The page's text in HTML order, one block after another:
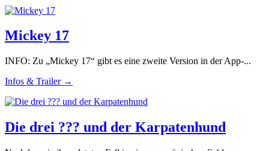
Mickey 17
INFO: Zu „Mickey 17“ gibt es eine zweite Version in der App-...
Infos & Trailer →
Die drei ??? und der Karpatenhund